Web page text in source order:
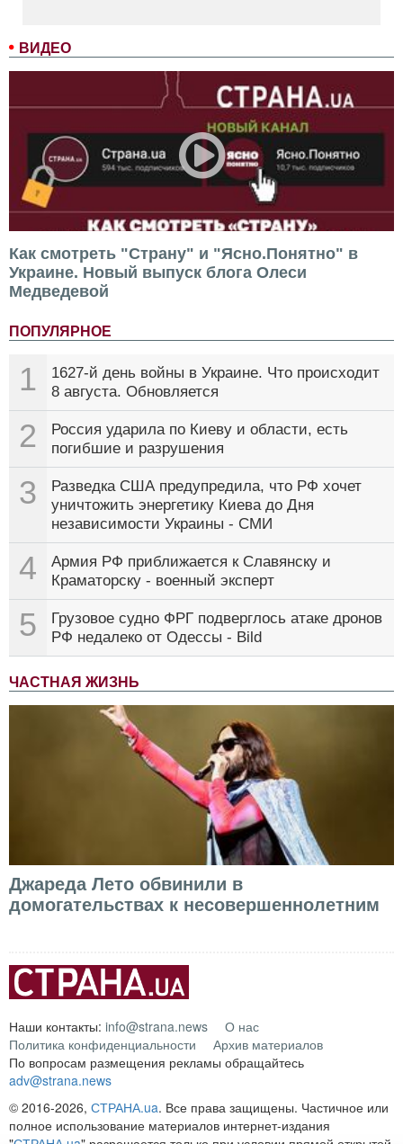
ВИДЕО
Как смотреть "Страну" и "Ясно.Понятно" в
Украине. Новый выпуск блога Олеси
Медведевой
ПОПУЛЯРНОЕ
1
1627-й день войны в Украине. Что происходит
8 августа. Обновляется
2
Россия ударила по Киеву и области, есть
погибшие и разрушения
3
Разведка США предупредила, что РФ хочет
уничтожить энергетику Киева до Дня
независимости Украины - СМИ
4
Армия РФ приближается к Славянску и
Краматорску - военный эксперт
5
Грузовое судно ФРГ подверглось атаке дронов
РФ недалеко от Одессы - Bild
ЧАСТНАЯ ЖИЗНЬ
Джареда Лето обвинили в
домогательствах к несовершеннолетним
Наши контакты: info@strana.news
О нас
Политика конфиденциальности
Архив материалов
По вопросам размещения рекламы обращайтесь
adv@strana.news
© 2016-2026, СТРАНА.ua. Все права защищены. Частичное или
полное использование материалов интернет-издания